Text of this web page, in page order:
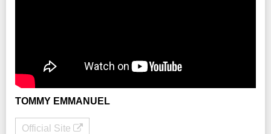
TOMMY EMMANUEL
Official Site